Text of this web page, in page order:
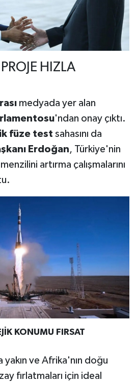
HIZLA
medyada yer alan
'ndan onay çıktı.
füze test sahasını da
Erdoğan, Türkiye'nin
artırma çalışmalarını
KONUMU FIRSAT
ve Afrika'nın doğu
fırlatmaları için ideal